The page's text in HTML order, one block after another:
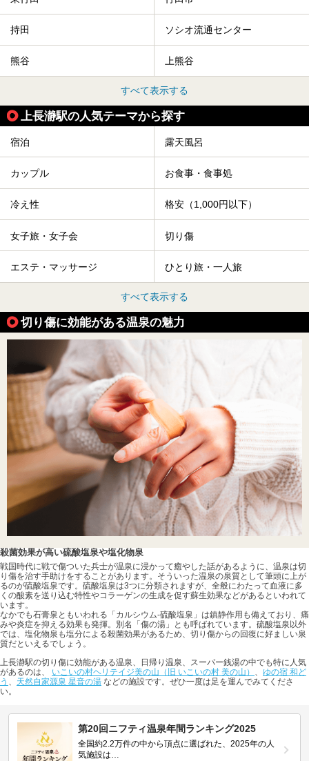
持田 ソシオ流通センター
熊谷 上熊谷
すべて表示する
上長瀞駅の人気テーマから探す
宿泊 露天風呂
カップル お食事・食事処
冷え性 格安（1,000円以下）
女子旅・女子会 切り傷
エステ・マッサージ ひとり旅・一人旅
すべて表示する
切り傷に効能がある温泉の魅力
殺菌効果が高い硫酸塩泉や塩化物泉
戦国時代に戦で傷ついた兵士が温泉に浸かって癒やした話があるように、温泉は切
り傷を治す手助けをすることがあります。そういった温泉の泉質として筆頭に上が
るのが硫酸塩泉です。硫酸塩泉は3つに分類されますが、全般にわたって血液に多
くの酸素を送り込む特性やコラーゲンの生成を促す蘇生効果などがあるといわれて
います。
なかでも石膏泉ともいわれる「カルシウム-硫酸塩泉」は鎮静作用も備えており、痛
みや炎症を抑える効果も発揮。別名「傷の湯」とも呼ばれています。硫酸塩泉以外
では、塩化物泉も塩分による殺菌効果があるため、切り傷からの回復に好ましい泉
質だといえるでしょう。
上長瀞駅の切り傷に効能がある温泉、日帰り温泉、スーパー銭湯の中でも特に人気
があるのは、 いこいの村ヘリテイジ美の山（旧 いこいの村 美の山） 、 ゆの宿 和ど
う 、 天然自家源泉 星音の湯 などの施設です。ぜひ一度は足を運んでみてくださ
い。
第20回ニフティ温泉年間ランキング2025
全国約2.2万件の中から頂点に選ばれた、2025年の人
気施設は…